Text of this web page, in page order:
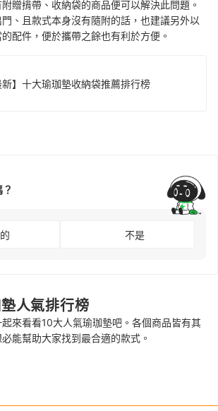
贈揹帶、收納袋的商品便可以解決此問題。
、且款式本身沒有隨附的話，也建議另外以
配件，便於攜帶之餘也有利於方便。
新】十大瑜珈墊收納袋推薦排行榜
不是
人氣排行榜
來看看10大人氣瑜珈墊吧。各個商品皆有其
能幫助大家找到最合適的款式。